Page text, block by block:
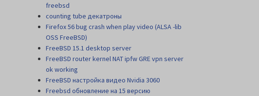
freebsd
counting tube декатроны
Firefox 56 bug crash when play video (ALSA -lib
OSS FreeBSD)
FreeBSD 15.1 desktop server
FreeBSD router kernel NAT ipfw GRE vpn server
ok working
FreeBSD настройка видео Nvidia 3060
Freebsd обновление на 15 версию